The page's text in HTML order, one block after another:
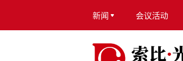
新闻 会议活动